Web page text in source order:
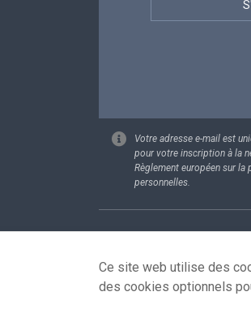
Votre adresse e-mail est
pour votre inscription à la
Règlement européen sur
personnelles.
Ce site web utilise des
des cookies optionnels